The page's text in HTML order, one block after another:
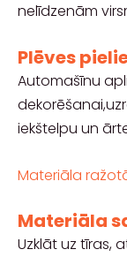
nelīdzenām
Plēves
Automašīnu
iekštelpu un
Materiāla
Materiāla
Uzklāt uz tīras,